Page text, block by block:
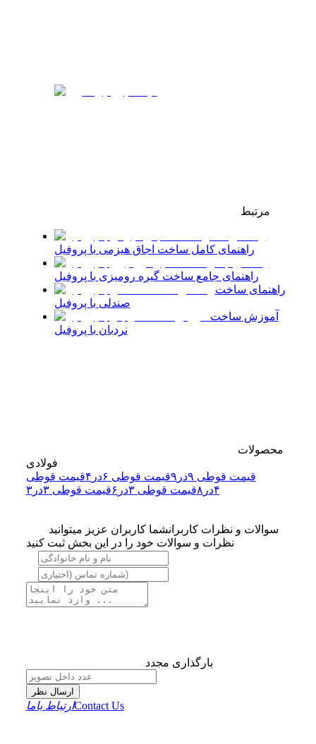
مرتبط
راهنمای کامل ساخت اجاق هیزمی با پروفیل
راهنمای جامع ساخت گیره رومیزی با پروفیل
راهنمای ساخت
صندلی با پروفیل
آموزش ساخت
نردبان با پروفیل
محصولات
فولادی
قیمت قوطی ۹در۹
قیمت قوطی ۶در۴
قیمت قوطی
۴در۸
قیمت قوطی ۳در۶ قیمت قوطی ۳در۳
سوالات و نظرات کاربرانشما کاربران عزیز میتوانید
نظرات و سوالات خود را در این بخش ثبت کنید
بارگذاری مجدد
ارسال نظر
ارتباط باماContact Us